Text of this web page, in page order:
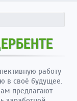
работу
в своё будущее.
предлагают